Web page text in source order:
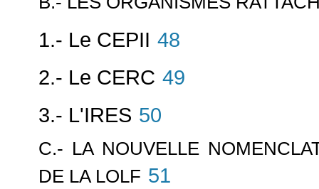
1.- Le CEPII 48
2.- Le CERC 49
3.- L'IRES 50
C.- LA NOUVELLE
DE LA LOLF 51